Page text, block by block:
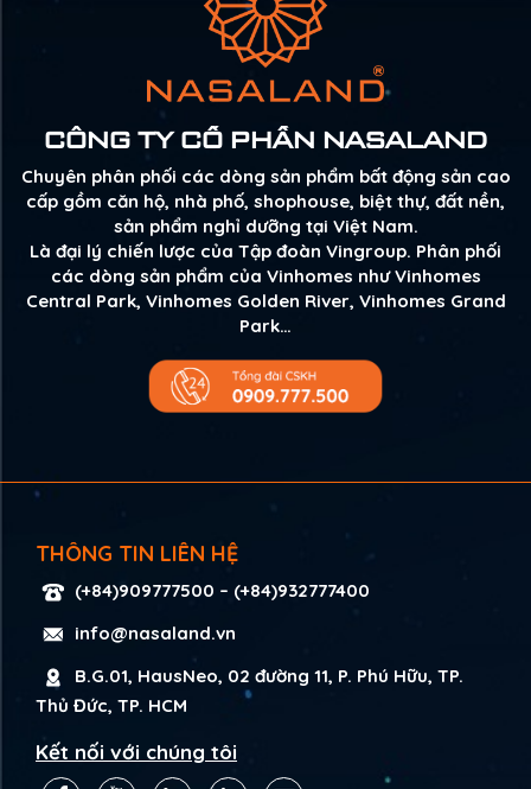
CÔNG TY CỔ PHẦN NASALAND
Chuyên phân phối các dòng sản phẩm bất động sản cao
cấp gồm căn hộ, nhà phố, shophouse, biệt thự, đất nền,
sản phẩm nghỉ dưỡng tại Việt Nam.
Là đại lý chiến lược của Tập đoàn Vingroup. Phân phối
các dòng sản phẩm của Vinhomes như Vinhomes
Central Park, Vinhomes Golden River, Vinhomes Grand
Park…
THÔNG TIN LIÊN HỆ
(+84)909777500 – (+84)932777400
info@nasaland.vn
B.G.01, HausNeo, 02 đường 11, P. Phú Hữu, TP.
Thủ Đức, TP. HCM
Kết nối với chúng tôi